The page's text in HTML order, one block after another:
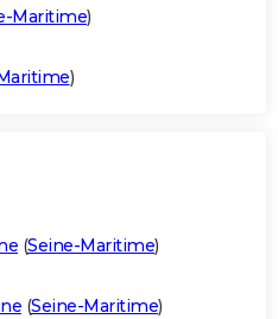
Maritime)
)
(Seine-Maritime)
(Seine-Maritime)